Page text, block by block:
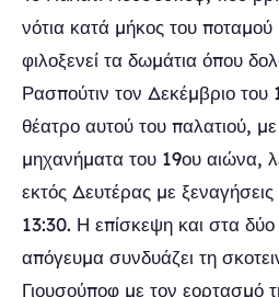
νότια κατά μήκος του
φιλοξενεί τα δωμάτια όπου
Ρασπούτιν τον Δεκέμβριο του
θέατρο αυτού του παλατιού,
μηχανήματα του 19ου αιώνα,
εκτός Δευτέρας με
13:30. Η επίσκεψη και στα δύο
απόγευμα συνδυάζει τη
Γιουσούποφ με τον εορτασμό